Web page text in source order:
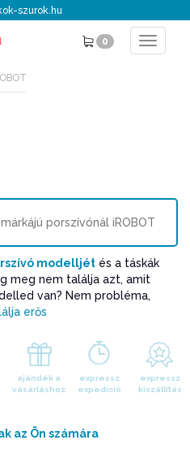
szurok.hu
0
Toggle
modelljét és a táskák
meg nem találja azt, amit
van? Nem probléma,
erős
ajándék a
vásárláshoz
expressz
expedíció
expressz
kiszállítás
az Ön számára